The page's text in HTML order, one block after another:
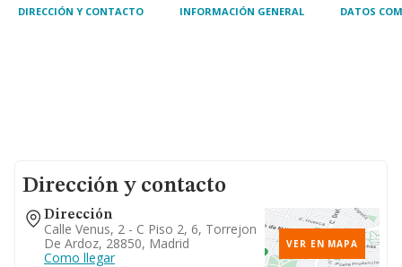
DIRECCIÓN Y CONTACTO INFORMACIÓN GENERAL DATOS
Dirección y contacto
Dirección
Calle Venus, 2 - C Piso 2, 6, Torrejon
De Ardoz, 28850, Madrid
Como llegar
VER EN MAPA